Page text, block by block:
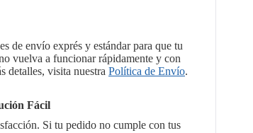
de envío exprés y estándar para que tu
vuelva a funcionar rápidamente y con
detalles, visita nuestra Política de Envío.
Fácil
Si tu pedido no cumple con tus